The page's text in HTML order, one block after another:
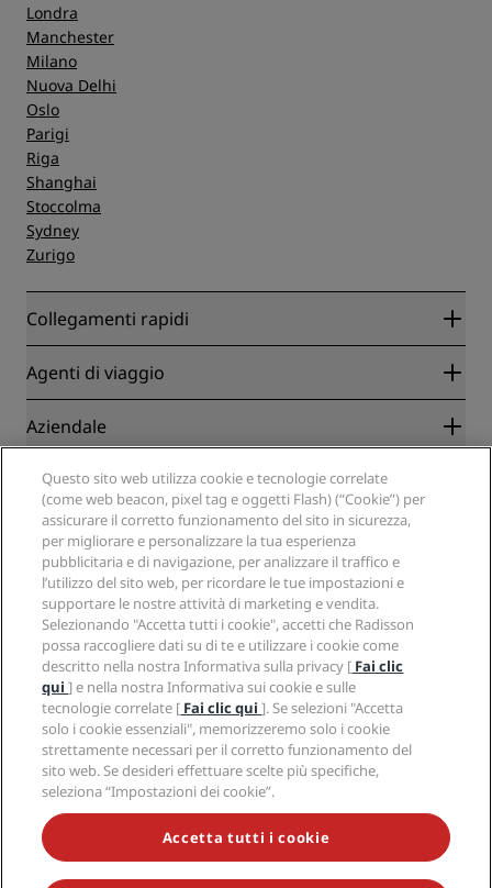
Londra
Manchester
Milano
Nuova Delhi
Oslo
Parigi
Riga
Shanghai
Stoccolma
Sydney
Zurigo
Collegamenti rapidi
Radisson Rewards
Blog
Destinazioni
APP Radisson Hotels
Hotel Approvati per sport
Hotel per famiglie
Salute e sicurezza
Agenti di viaggio
Partner
Agenti di viaggio
Aziendale
Radisson Hotel Group
Media
Opportunità di lavoro in RHG
Opportunità di lavoro in PPHE
Opportunità di lavoro in EHL
The Club by RHG
Opportunità di sviluppo
Responsible Business
Approvvigionamento
Note legali
Centro sulla privacy
Note legali
Termini e condizioni di Radisson Rewards
Termini e condizioni di utilizzo del sito
Accessibilità digitale
Dichiarazione sulla schiavitù moderna
Aiuto
Avvisi per i consumatori
Contatti
Domande frequenti
Mappa del sito
Social media
Marchi Radisson Hotels
NON LASCIARTI SFUGGIRE LE NOSTRE OFFERTE MIGLIORI
Questo sito web utilizza cookie e tecnologie correlate
(come web beacon, pixel tag e oggetti Flash) (“Cookie”) per
assicurare il corretto funzionamento del sito in sicurezza,
per migliorare e personalizzare la tua esperienza
pubblicitaria e di navigazione, per analizzare il traffico e
l’utilizzo del sito web, per ricordare le tue impostazioni e
supportare le nostre attività di marketing e vendita.
Selezionando "Accetta tutti i cookie", accetti che Radisson
possa raccogliere dati su di te e utilizzare i cookie come
descritto nella nostra Informativa sulla privacy [ Fai clic
qui] e nella nostra Informativa sui cookie e sulle
tecnologie correlate [ Fai clic qui]. Se selezioni "Accetta
solo i cookie essenziali", memorizzeremo solo i cookie
strettamente necessari per il corretto funzionamento del
sito web. Se desideri effettuare scelte più specifiche,
seleziona “Impostazioni dei cookie”.
Accetta tutti i cookie